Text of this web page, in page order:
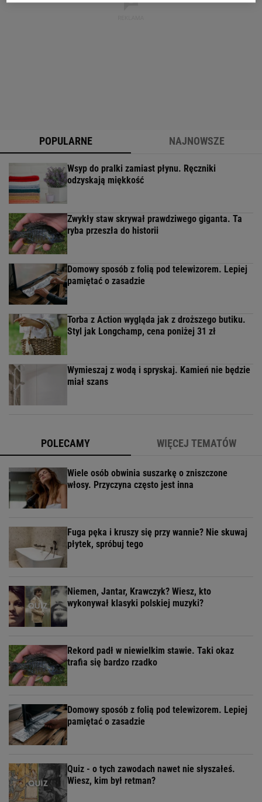
POPULARNE NAJNOWSZE
Wsyp do pralki zamiast płynu. Ręczniki
odzyskają miękkość
Zwykły staw skrywał prawdziwego giganta. Ta
ryba przeszła do historii
Domowy sposób z folią pod telewizorem. Lepiej
pamiętać o zasadzie
Torba z Action wygląda jak z droższego butiku.
Styl jak Longchamp, cena poniżej 31 zł
Wymieszaj z wodą i spryskaj. Kamień nie będzie
miał szans
POLECAMY WIĘCEJ TEMATÓW
Wiele osób obwinia suszarkę o zniszczone
włosy. Przyczyna często jest inna
Fuga pęka i kruszy się przy wannie? Nie skuwaj
płytek, spróbuj tego
Niemen, Jantar, Krawczyk? Wiesz, kto
wykonywał klasyki polskiej muzyki?
Rekord padł w niewielkim stawie. Taki okaz
trafia się bardzo rzadko
Domowy sposób z folią pod telewizorem. Lepiej
pamiętać o zasadzie
Quiz - o tych zawodach nawet nie słyszałeś.
Wiesz, kim był retman?